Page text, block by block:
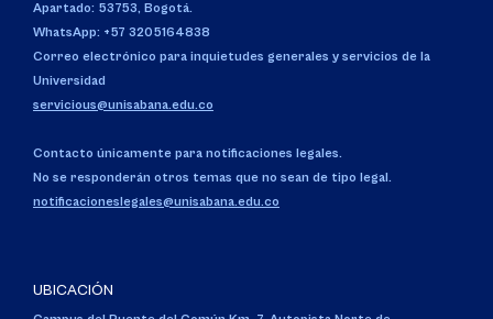
Apartado: 53753, Bogotá.
WhatsApp: +57 3205164838
Correo electrónico para inquietudes generales y servicios de la
Universidad
servicious@unisabana.edu.co
Contacto únicamente para notificaciones legales.
No se responderán otros temas que no sean de tipo legal.
notificacioneslegales@unisabana.edu.co
UBICACIÓN